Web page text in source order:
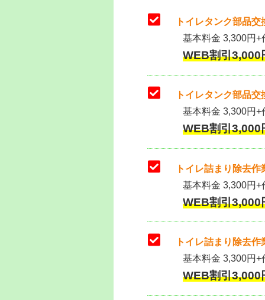
トイレタンク部品
基本料金 3,300円
WEB割引
トイレタンク部品
基本料金 3,300円+
WEB割引
トイレ詰まり除去作
基本料金 3,300円+
WEB割引
トイレ詰まり除去
基本料金 3,300円+
WEB割引